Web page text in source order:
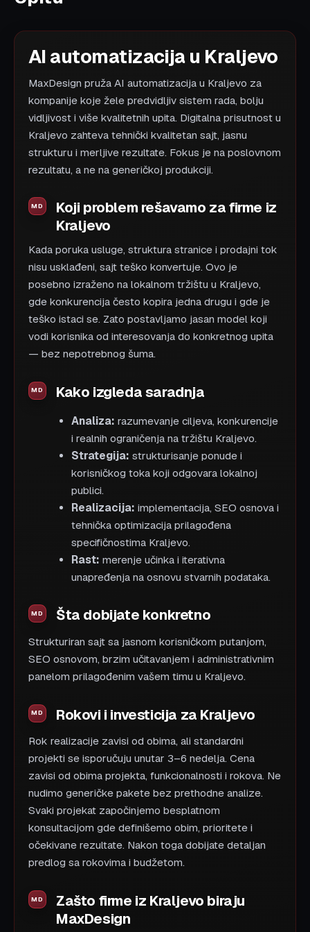
AI automatizacija u Kraljevo
MaxDesign pruža AI automatizacija u Kraljevo za
kompanije koje žele predvidljiv sistem rada, bolju
vidljivost i više kvalitetnih upita. Digitalna prisutnost u
Kraljevo zahteva tehnički kvalitetan sajt, jasnu
strukturu i merljive rezultate. Fokus je na poslovnom
rezultatu, a ne na generičkoj produkciji.
Koji problem rešavamo za firme iz
Kraljevo
Kada poruka usluge, struktura stranice i prodajni tok
nisu usklađeni, sajt teško konvertuje. Ovo je
posebno izraženo na lokalnom tržištu u Kraljevo,
gde konkurencija često kopira jedna drugu i gde je
teško istaci se. Zato postavljamo jasan model koji
vodi korisnika od interesovanja do konkretnog upita
— bez nepotrebnog šuma.
Kako izgleda saradnja
Analiza: razumevanje ciljeva, konkurencije
i realnih ograničenja na tržištu Kraljevo.
Strategija: strukturisanje ponude i
korisničkog toka koji odgovara lokalnoj
publici.
Realizacija: implementacija, SEO osnova i
tehnička optimizacija prilagođena
specifičnostima Kraljevo.
Rast: merenje učinka i iterativna
unapređenja na osnovu stvarnih podataka.
Šta dobijate konkretno
Strukturiran sajt sa jasnom korisničkom putanjom,
SEO osnovom, brzim učitavanjem i administrativnim
panelom prilagođenim vašem timu u Kraljevo.
Rokovi i investicija za Kraljevo
Rok realizacije zavisi od obima, ali standardni
projekti se isporučuju unutar 3–6 nedelja. Cena
zavisi od obima projekta, funkcionalnosti i rokova. Ne
nudimo generičke pakete bez prethodne analize.
Svaki projekat započinjemo besplatnom
konsultacijom gde definišemo obim, prioritete i
očekivane rezultate. Nakon toga dobijate detaljan
predlog sa rokovima i budžetom.
Zašto firme iz Kraljevo biraju
MaxDesign